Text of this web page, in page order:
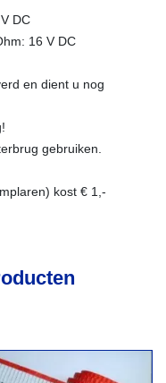
DC
16 V DC
en dient u nog
gebruiken.
kost € 1,-